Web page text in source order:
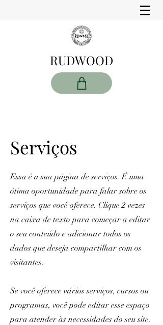
RUDWOOD
Serviços
Essa é a sua página de serviços. É uma
ótima oportunidade para falar sobre os
serviços que você oferece. Clique 2 vezes
na caixa de texto para começar a editar
o seu conteúdo e adicionar todos os
dados que deseja compartilhar com os
visitantes.
Se você oferece vários serviços, cursos ou
programas, você pode editar esse espaço
para atender às necessidades do seu site.